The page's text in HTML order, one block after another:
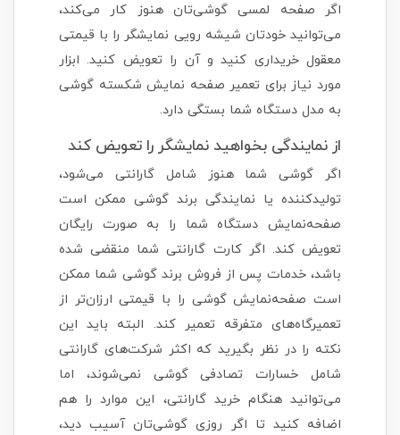
اگر صفحه لمسی گوشی‌تان هنوز کار می‌کند،
می‌توانید خودتان شیشه رویی نمایشگر را با قیمتی
معقول خریداری کنید و آن را تعویض کنید. ابزار
مورد نیاز برای تعمیر صفحه نمایش شکسته گوشی
به مدل دستگاه شما بستگی دارد.
از نمایندگی بخواهید نمایشگر را تعویض کند
اگر گوشی شما هنوز شامل گارانتی می‌شود،
تولید‌کننده یا نمایندگی برند گوشی ممکن است
صفحه‌نمایش دستگاه شما را به صورت رایگان
تعویض کند. اگر کارت گارانتی شما منقضی شده
باشد، خدمات پس از فروش برند گوشی شما ممکن
است صفحه‌نمایش گوشی را با قیمتی ارزان‌تر از
تعمیرگاه‌های متفرقه تعمیر کند. البته باید این
نکته را در نظر بگیرید که اکثر شرکت‌های گارانتی
شامل خسارات تصادفی گوشی نمی‌شوند، اما
می‌توانید هنگام خرید گارانتی، این موارد را هم
اضافه کنید تا اگر روزی گوشی‌تان آسیب دید،